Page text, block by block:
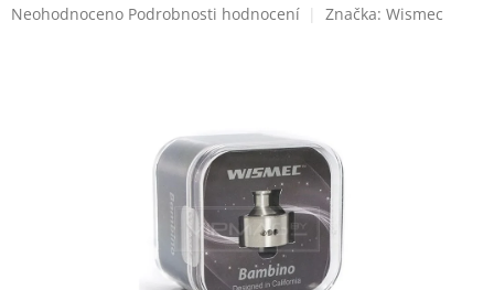
Průměrné
Neohodnoceno Podrobnosti hodnocení Značka: Wismec